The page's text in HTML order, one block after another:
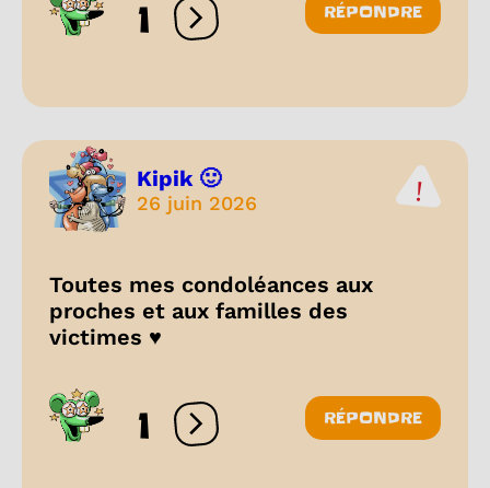
1 Ouvrir les réactions
RÉPONDRE
Kipik 🙂
26 juin 2026
Toutes mes condoléances aux
proches et aux familles des
victimes ♥️
1 Ouvrir les réactions
RÉPONDRE